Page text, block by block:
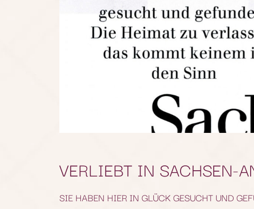
VERLIEBT IN SACHSEN-
SIE HABEN HIER IN GLÜCK GESUCHT UND